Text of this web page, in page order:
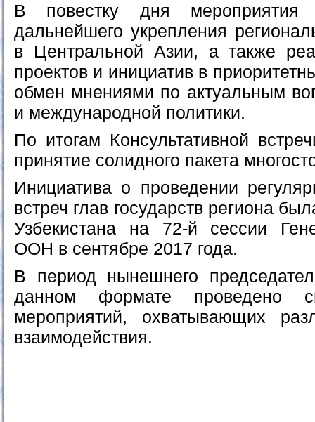
В повестку дня мероприятия
дальнейшего укрепления
в Центральной Азии, а также
проектов и инициатив в
обмен мнениями по актуальным
и международной политики.
По итогам Консультативной
принятие солидного пакета
Инициатива о проведении
встреч глав государств региона
Узбекистана на 72-й сессии
ООН в сентябре 2017 года.
В период нынешнего
данном формате проведено
мероприятий, охватывающих
взаимодействия.